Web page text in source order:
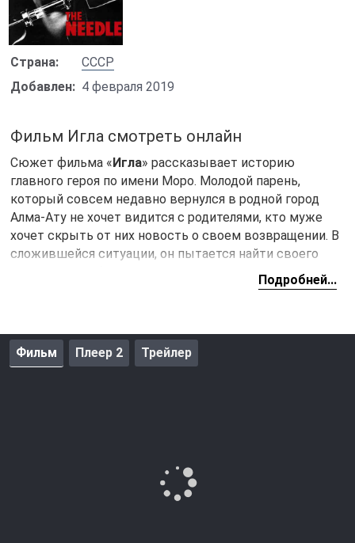
Страна:
СССР
Добавлен: 4 февраля 2019
Фильм Игла смотреть онлайн
Сюжет фильма «Игла» рассказывает историю
главного героя по имени Моро. Молодой парень,
который совсем недавно вернулся в родной город
Алма-Ату не хочет видится с родителями, кто муже
хочет скрыть от них новость о своем возвращении. В
сложившейся ситуации, он пытается найти своего
должника, чтобы взять денег на существование. Его
пути пересекаются, с бывшей девушкой по имени
иглу и Моро собирается спасти девушку от
наркотиков.
Подробней...
Фильм Плеер 2 Трейлер